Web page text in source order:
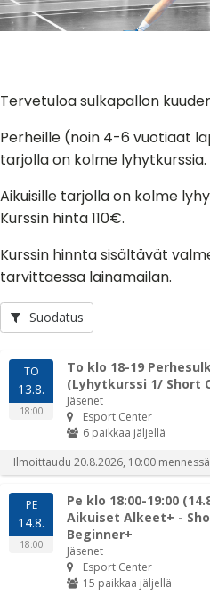
Tervetuloa sulkapallon
Perheille (noin 4-6 vuotiaat
tarjolla on kolme
Aikuisille tarjolla on kolme
Kurssin hinta 110€.
Kurssin hinnta sisältävät
tarvittaessa lainamailan.